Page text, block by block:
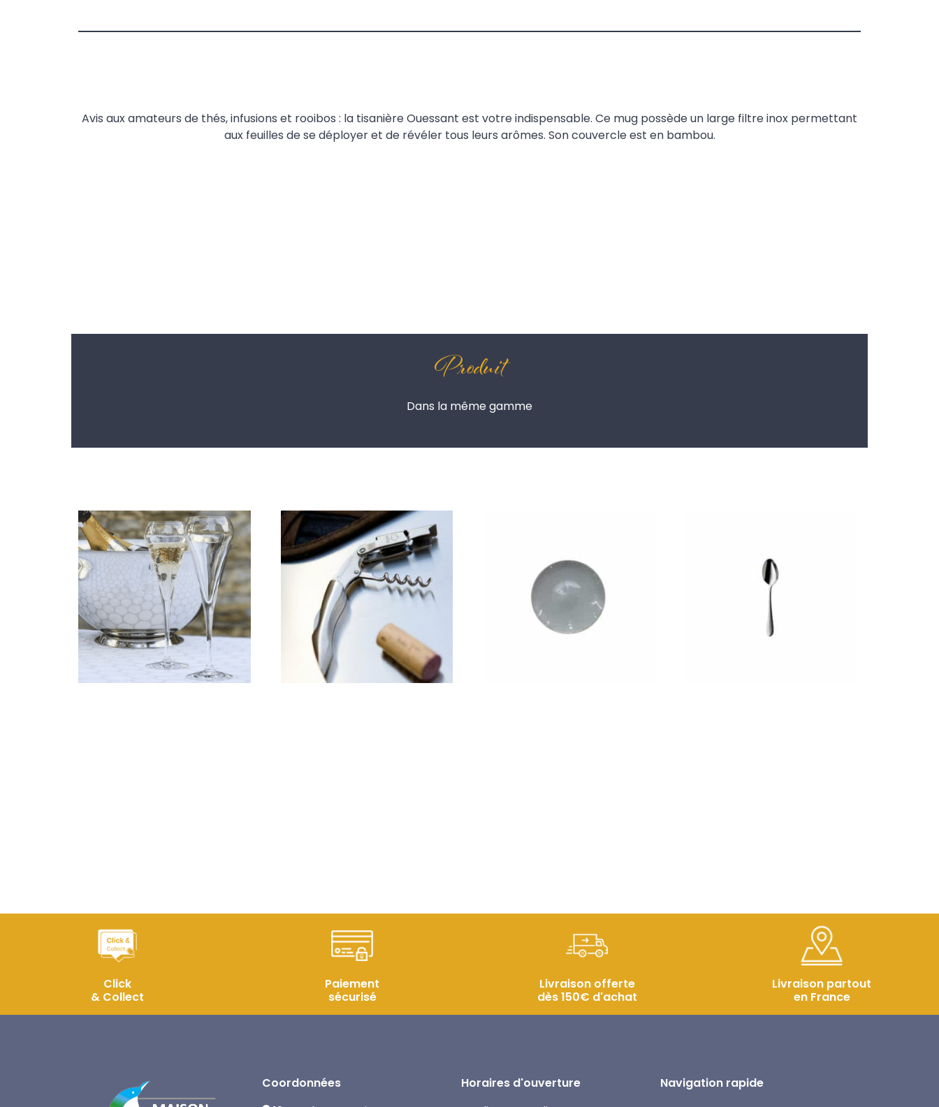
Avis aux amateurs de thés, infusions et rooibos : la tisanière Ouessant est votre indispensable. Ce mug possède un large filtre inox permettant
aux feuilles de se déployer et de révéler tous leurs arômes. Son couvercle est en bambou.
Produit
Dans la même gamme
Click
& Collect
Paiement
sécurisé
Livraison offerte
dès 150€ d'achat
Livraison partout
en France
Coordonnées
Horaires d'ouverture
Navigation rapide